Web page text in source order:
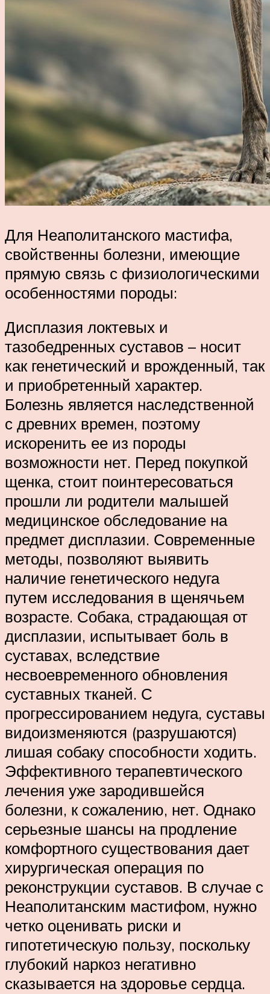
Для Неаполитанского мастифа,
свойственны болезни, имеющие
прямую связь с физиологическими
особенностями породы:
Дисплазия локтевых и
тазобедренных суставов – носит
как генетический и врожденный, так
и приобретенный характер.
Болезнь является наследственной
с древних времен, поэтому
искоренить ее из породы
возможности нет. Перед покупкой
щенка, стоит поинтересоваться
прошли ли родители малышей
медицинское обследование на
предмет дисплазии. Современные
методы, позволяют выявить
наличие генетического недуга
путем исследования в щенячьем
возрасте. Собака, страдающая от
дисплазии, испытывает боль в
суставах, вследствие
несвоевременного обновления
суставных тканей. С
прогрессированием недуга, суставы
видоизменяются (разрушаются)
лишая собаку способности ходить.
Эффективного терапевтического
лечения уже зародившейся
болезни, к сожалению, нет. Однако
серьезные шансы на продление
комфортного существования дает
хирургическая операция по
реконструкции суставов. В случае с
Неаполитанским мастифом, нужно
четко оценивать риски и
гипотетическую пользу, поскольку
глубокий наркоз негативно
сказывается на здоровье сердца.